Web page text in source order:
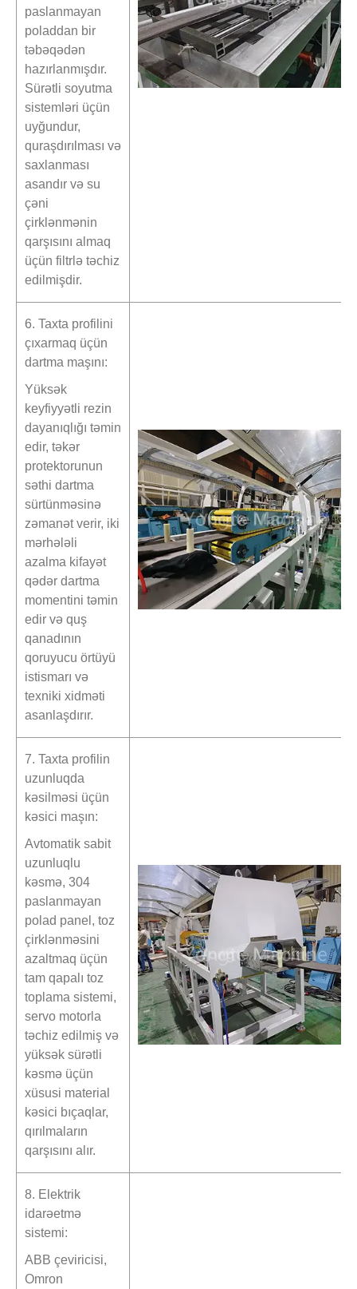
paslanmayan
poladdan bir
təbəqədən
hazırlanmışdır.
Sürətli soyutma
sistemləri üçün
uyğundur,
quraşdırılması və
saxlanması
asandır və su
çəni
çirklənmənin
qarşısını almaq
üçün filtrlə təchiz
edilmişdir.
6. Taxta profilini
çıxarmaq üçün
dartma maşını:
Yüksək
keyfiyyətli rezin
dayanıqlığı təmin
edir, təkər
protektorunun
səthi dartma
sürtünməsinə
zəmanət verir, iki
mərhələli
azalma kifayət
qədər dartma
momentini təmin
edir və quş
qanadının
qoruyucu örtüyü
istismarı və
texniki xidməti
asanlaşdırır.
7. Taxta profilin
uzunluqda
kəsilməsi üçün
kəsici maşın:
Avtomatik sabit
uzunluqlu
kəsmə, 304
paslanmayan
polad panel, toz
çirklənməsini
azaltmaq üçün
tam qapalı toz
toplama sistemi,
servo motorla
təchiz edilmiş və
yüksək sürətli
kəsmə üçün
xüsusi material
kəsici bıçaqlar,
qırılmaların
qarşısını alır.
8. Elektrik
idarəetmə
sistemi:
ABB çeviricisi,
Omron